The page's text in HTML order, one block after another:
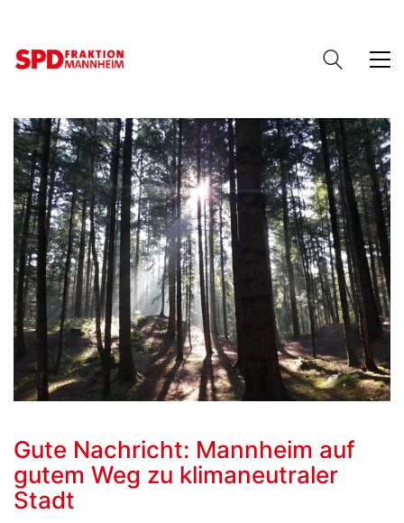
Gute Nachricht: Mannheim auf
gutem Weg zu klimaneutraler
Stadt